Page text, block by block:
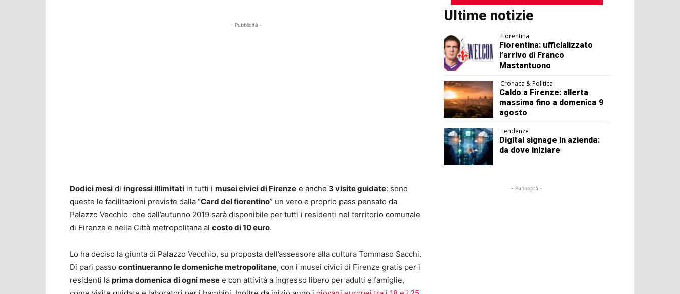
- Pubblicità -
Dodici mesi di ingressi illimitati in tutti i musei civici di Firenze e anche 3 visite guidate: sono
queste le facilitazioni previste dalla “Card del fiorentino” un vero e proprio pass pensato da
Palazzo Vecchio che dall’autunno 2019 sarà disponibile per tutti i residenti nel territorio comunale
di Firenze e nella Città metropolitana al costo di 10 euro.
Lo ha deciso la giunta di Palazzo Vecchio, su proposta dell’assessore alla cultura Tommaso Sacchi.
Di pari passo continueranno le domeniche metropolitane, con i musei civici di Firenze gratis per i
residenti la prima domenica di ogni mese e con attività a ingresso libero per adulti e famiglie,
Ultime notizie
Fiorentina
Fiorentina: ufficializzato
l’arrivo di Franco
Mastantuono
Cronaca & Politica
Caldo a Firenze: allerta
massima fino a domenica 9
agosto
Tendenze
Digital signage in azienda:
da dove iniziare
- Pubblicità -